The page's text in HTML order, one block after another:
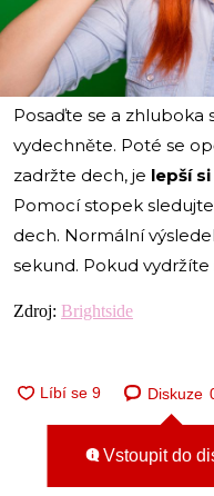
Posaďte se a zhluboka
vydechněte. Poté se
zadržte dech, je lepší
Pomocí stopek
dech. Normální
sekund. Pokud
Zdroj: Brightside
Diskuze
Vstoupit do